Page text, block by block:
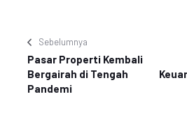
Sebelumnya
Pasar Properti Kembali
Bergairah di Tengah
Pandemi